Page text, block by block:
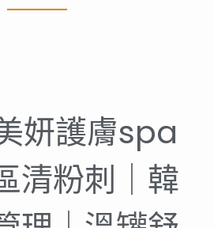
妍護膚spa
清粉刺｜韓